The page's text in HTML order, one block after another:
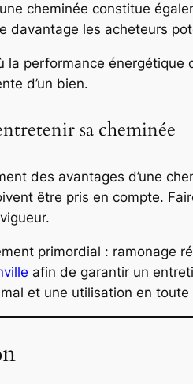
cheminée constitue
davantage les acheteurs
la performance
d’un bien.
sa cheminée
des avantages d’une
être pris en compte.
primordial : ramonage
afin de garantir un
et une utilisation en toute